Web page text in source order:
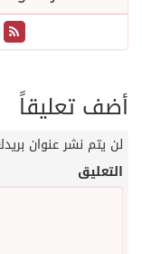
أضف تعليقاً
لن يتم نشر عنوان
التعليق